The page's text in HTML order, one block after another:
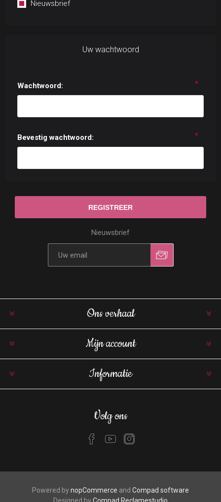
Nieuwsbrief
Uw wachtwoord
Wachtwoord: *
Bevestig wachtwoord: *
Nieuwsbrief
Ons verhaal
Mijn account
Informatie
Volg ons
Powered bynopCommerce and Compad software